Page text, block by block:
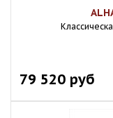
79 520 руб